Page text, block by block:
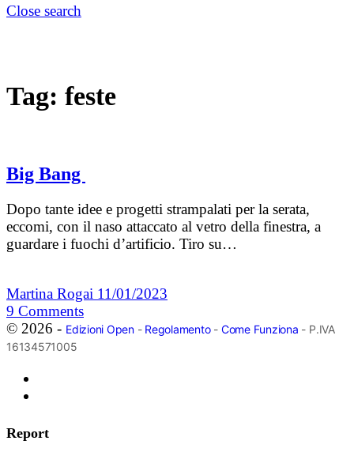
Close search
Tag: feste
Big Bang
Dopo tante idee e progetti strampalati per la serata,
eccomi, con il naso attaccato al vetro della finestra, a
guardare i fuochi d’artificio. Tiro su…
Martina Rogai 11/01/2023
9 Comments
© 2026 - Edizioni Open- Regolamento- Come Funziona - P.IVA
16134571005
Report